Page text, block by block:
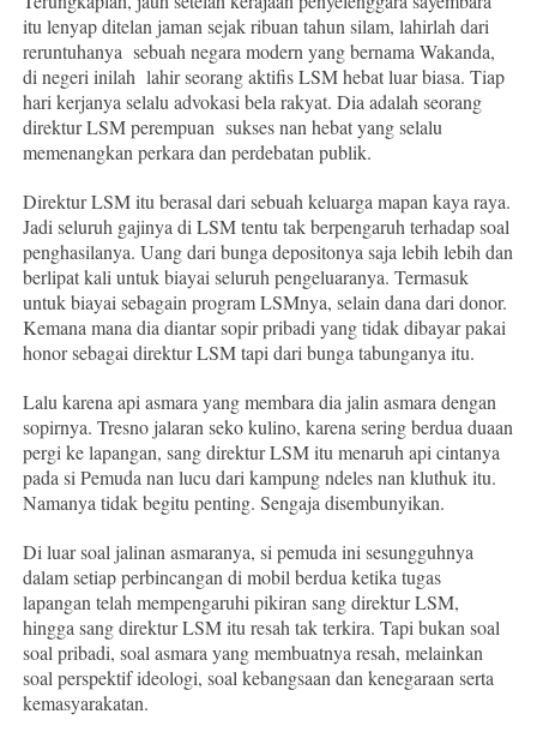
itu lenyap ditelan jaman sejak ribuan tahun silam, lahirlah dari
reruntuhanya sebuah negara modern yang bernama Wakanda,
di negeri inilah lahir seorang aktifis LSM hebat luar biasa. Tiap
hari kerjanya selalu advokasi bela rakyat. Dia adalah seorang
direktur LSM perempuan sukses nan hebat yang selalu
memenangkan perkara dan perdebatan publik.
Direktur LSM itu berasal dari sebuah keluarga mapan kaya raya.
Jadi seluruh gajinya di LSM tentu tak berpengaruh terhadap soal
penghasilanya. Uang dari bunga depositonya saja lebih lebih dan
berlipat kali untuk biayai seluruh pengeluaranya. Termasuk
untuk biayai sebagain program LSMnya, selain dana dari donor.
Kemana mana dia diantar sopir pribadi yang tidak dibayar pakai
honor sebagai direktur LSM tapi dari bunga tabunganya itu.
Lalu karena api asmara yang membara dia jalin asmara dengan
sopirnya. Tresno jalaran seko kulino, karena sering berdua duaan
pergi ke lapangan, sang direktur LSM itu menaruh api cintanya
pada si Pemuda nan lucu dari kampung ndeles nan kluthuk itu.
Namanya tidak begitu penting. Sengaja disembunyikan.
Di luar soal jalinan asmaranya, si pemuda ini sesungguhnya
dalam setiap perbincangan di mobil berdua ketika tugas
lapangan telah mempengaruhi pikiran sang direktur LSM,
hingga sang direktur LSM itu resah tak terkira. Tapi bukan soal
soal pribadi, soal asmara yang membuatnya resah, melainkan
soal perspektif ideologi, soal kebangsaan dan kenegaraan serta
kemasyarakatan.